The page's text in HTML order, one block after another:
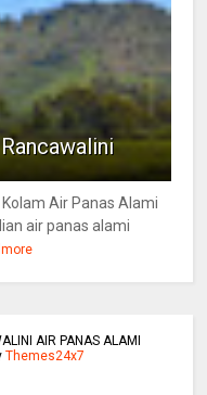
Air Panas Alami
air panas alami
AIR PANAS ALAMI
Themes24x7